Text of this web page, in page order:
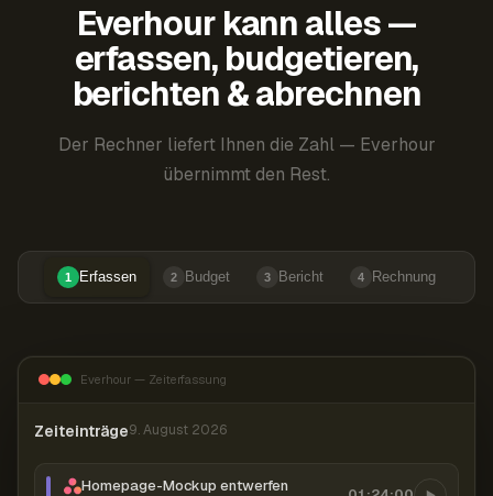
Everhour kann alles —
erfassen, budgetieren,
berichten & abrechnen
Der Rechner liefert Ihnen die Zahl — Everhour
übernimmt den Rest.
1 Erfassen 2 Budget 3 Bericht 4 Rechnung
Everhour — Zeiterfassung
Zeiteinträge9. August 2026
Homepage-Mockup entwerfen